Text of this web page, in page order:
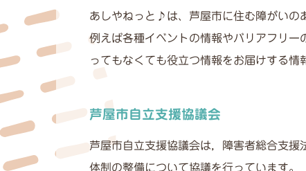
あしやねっと♪は、芦屋市に住む障がいの
例えば各種イベントの情報やバリアフリ
ってもなくても役立つ情報をお届けする
芦屋市自立支援協議会
芦屋市自立支援協議会は，障害者総合支
体制の整備について協議を行っています。